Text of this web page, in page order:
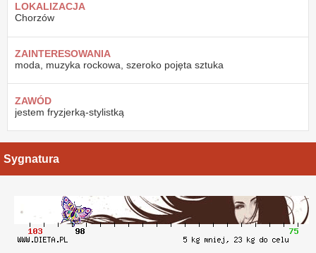
LOKALIZACJA
Chorzów
ZAINTERESOWANIA
moda, muzyka rockowa, szeroko pojęta sztuka
ZAWÓD
jestem fryzjerką-stylistką
Sygnatura